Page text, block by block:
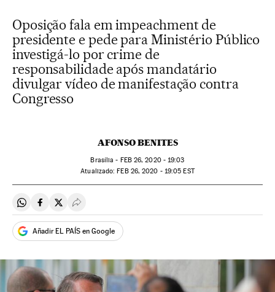
Oposição fala em impeachment de
presidente e pede para Ministério Público
investigá-lo por crime de
responsabilidade após mandatário
divulgar vídeo de manifestação contra
Congresso
AFONSO BENITES
Brasília - FEB26, 2020 - 19:03
atualizado: FEB26, 2020 - 19:05 EST
Compartir en Whatsapp
Compartir en Facebook
Compartir en Twitter
Desplegar Redes Sociales
Añadir EL PAÍS en Google